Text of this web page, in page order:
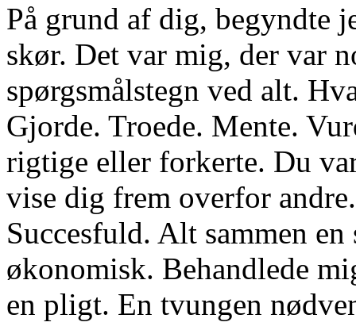
På grund af dig, begyndte
skør. Det var mig, der var
spørgsmålstegn ved alt.
Gjorde. Troede. Mente.
rigtige eller forkerte. Du
vise dig frem overfor
Succesfuld. Alt sammen
økonomisk. Behandlede
en pligt. En tvungen